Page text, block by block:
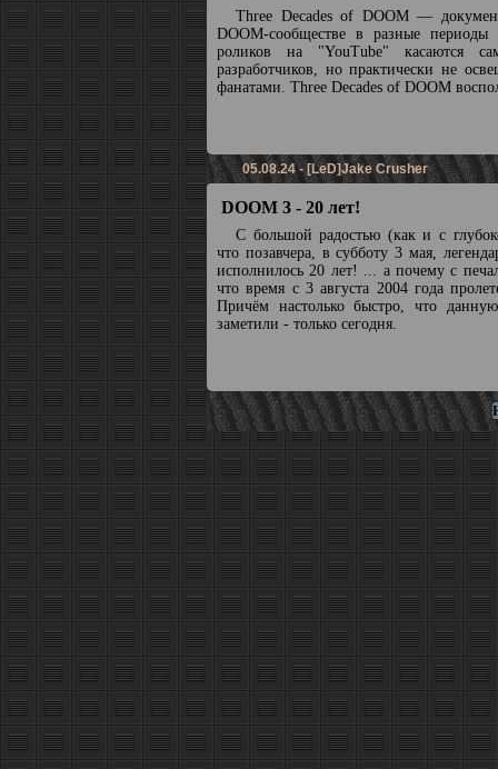
Three Decades of DOOM —
DOOM-сообществе в разные периоды
роликов на "YouTube" касаются
разработчиков, но практически не
фанатами. Three Decades of DOOM
05.08.24 - [LeD]Jake Crusher
DOOM 3 - 20 лет!
С большой радостью (как и с
что позавчера, в субботу 3 мая,
исполнилось 20 лет! ... а почему с
что время с 3 августа 2004 года
Причём настолько быстро, что
заметили - только сегодня.